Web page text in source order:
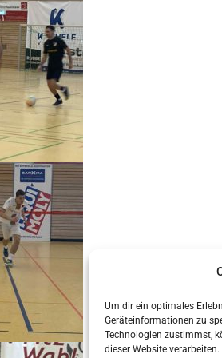
Um dir ein optimales
Geräteinformationen zu
Technologien zustimmst,
dieser Website